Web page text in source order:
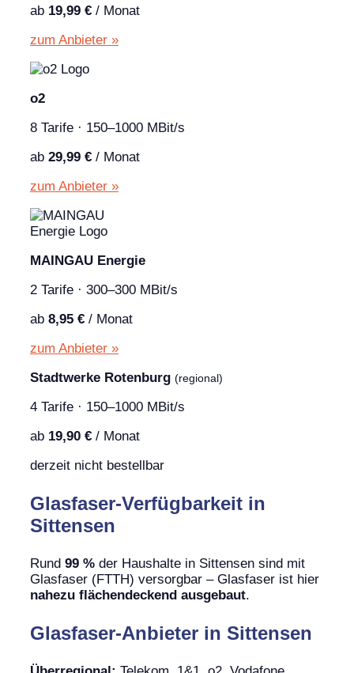
ab 19,99 € / Monat
zum Anbieter »
o2
8 Tarife · 150–1000 MBit/s
ab 29,99 € / Monat
zum Anbieter »
MAINGAU Energie
2 Tarife · 300–300 MBit/s
ab 8,95 € / Monat
zum Anbieter »
Stadtwerke Rotenburg (regional)
4 Tarife · 150–1000 MBit/s
ab 19,90 € / Monat
derzeit nicht bestellbar
Glasfaser-Verfügbarkeit in
Sittensen
Rund 99 % der Haushalte in Sittensen sind mit
Glasfaser (FTTH) versorgbar – Glasfaser ist hier
nahezu flächendeckend ausgebaut.
Glasfaser-Anbieter in Sittensen